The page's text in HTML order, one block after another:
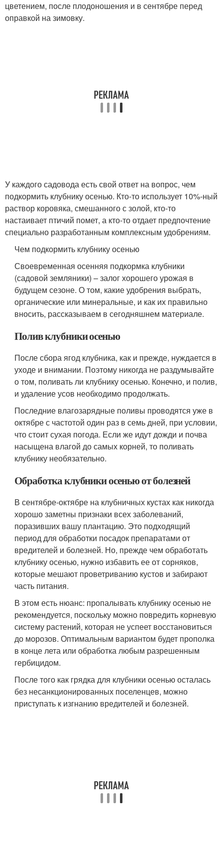
цветением, после плодоношения и в сентябре перед
оправкой на зимовку.
У каждого садовода есть свой ответ на вопрос, чем
подкормить клубнику осенью. Кто-то использует 10%-ный
раствор коровяка, смешанного с золой, кто-то
настаивает птичий помет, а кто-то отдает предпочтение
специально разработанным комплексным удобрениям.
Чем подкормить клубнику осенью
Своевременная осенняя подкормка клубники
(садовой земляники) – залог хорошего урожая в
будущем сезоне. О том, какие удобрения выбрать,
органические или минеральные, и как их правильно
вносить, рассказываем в сегодняшнем материале.
Полив клубники осенью
После сбора ягод клубника, как и прежде, нуждается в
уходе и внимании. Поэтому никогда не раздумывайте
о том, поливать ли клубнику осенью. Конечно, и полив,
и удаление усов необходимо продолжать.
Последние влагозарядные поливы проводятся уже в
октябре с частотой один раз в семь дней, при условии,
что стоит сухая погода. Если же идут дожди и почва
насыщена влагой до самых корней, то поливать
клубнику необязательно.
Обработка клубники осенью от болезней
В сентябре-октябре на клубничных кустах как никогда
хорошо заметны признаки всех заболеваний,
поразивших вашу плантацию. Это подходящий
период для обработки посадок препаратами от
вредителей и болезней. Но, прежде чем обработать
клубнику осенью, нужно избавить ее от сорняков,
которые мешают проветриванию кустов и забирают
часть питания.
В этом есть нюанс: пропалывать клубнику осенью не
рекомендуется, поскольку можно повредить корневую
систему растений, которая не успеет восстановиться
до морозов. Оптимальным вариантом будет прополка
в конце лета или обработка любым разрешенным
гербицидом.
После того как грядка для клубники осенью осталась
без несанкционированных поселенцев, можно
приступать к изгнанию вредителей и болезней.